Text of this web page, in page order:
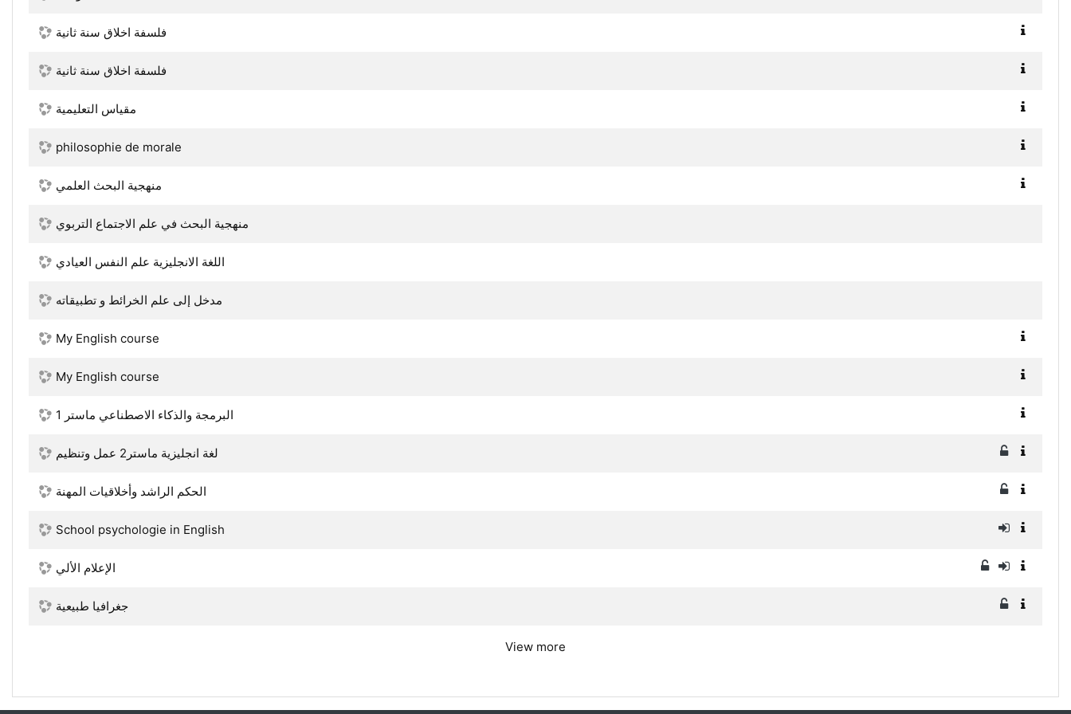
فلسفة اخلاق سنة ثانية
فلسفة اخلاق سنة ثانية
مقياس التعليمية
philosophie de morale
منهجية البحث العلمي
منهجية البحث في علم الاجتماع التربوي
اللغة الانجليزية علم النفس العيادي
مدخل إلى علم الخرائط و تطبیقاته
My English course
My English course
البرمجة والذكاء الاصطناعي ماستر 1
لغة انجليزية ماستر2 عمل وتنظيم
الحكم الراشد وأخلاقيات المهنة
School psychologie in English
الإعلام الألي
جغرافيا طبيعية
View more